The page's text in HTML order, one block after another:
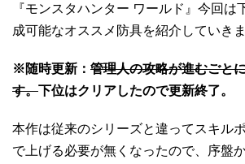
『モンスタハンター ワールド』今回は
成可能なオススメ防具を紹介していきま
※随時更新： 管理人の攻略が進むごと
す。下位はクリアしたので更新終了。
本作は従来のシリーズと違ってスキル
で上げる必要が無くなったので、序盤